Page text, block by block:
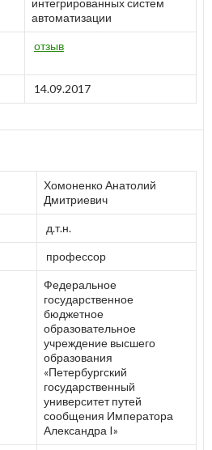
интегрированных систем
автоматизации
отзыв
14.09.2017
Хомоненко Анатолий
Дмитриевич
д.т.н.
профессор
Федеральное
государственное
бюджетное
образовательное
учреждение высшего
образования
«Петербургский
государственный
университет путей
сообщения Императора
Александра I»